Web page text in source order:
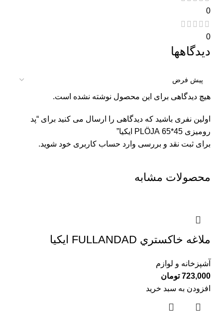
0
0
دیدگاهها
هیچ دیدگاهی برای این محصول نوشته نشده است.
اولین نفری باشید که دیدگاهی را ارسال می کنید برای “پد
رومیزی 45*65 PLÖJA ایکیا”
برای ثبت نقد و بررسی وارد حساب کاربری خود شوید.
محصولات مشابه
ملاغه خاكستري FULLANDAD ايكيا
آشپزخانه و لوازم
723,000 تومان
افزودن به سبد خرید